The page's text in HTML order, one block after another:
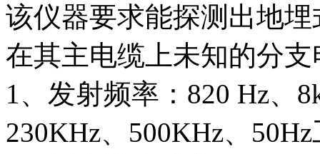
该仪器要求能探测出地
在其主电缆上未知的分
1、发射频率：820 Hz、
230KHz、500KHz、